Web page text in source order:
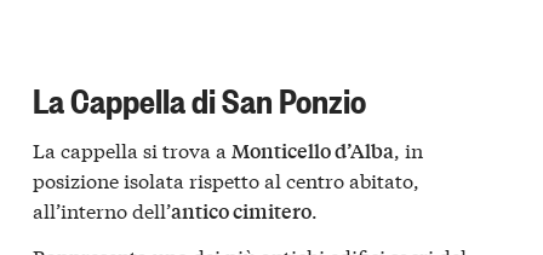
La Cappella di San Ponzio
La cappella si trova a Monticello d’Alba, in
posizione isolata rispetto al centro abitato,
all’interno dell’antico cimitero.